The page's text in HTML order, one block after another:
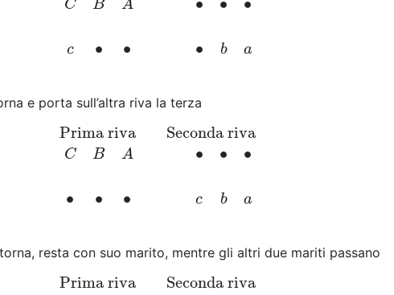
C
c
B
∙
A
∙ ∙ b a
e porta sull’altra riva la terza
Prima riva Seconda riva
C
∙
B
∙
A
∙
∙
c
∙
b
∙
a
Prima rivaSeconda rivaCBA∙∙ ∙∙∙∙cba
resta con suo marito, mentre gli altri due mariti passano
Prima riva Seconda riva
Prima rivaSeconda rivaC∙∙∙BAc∙∙∙ba